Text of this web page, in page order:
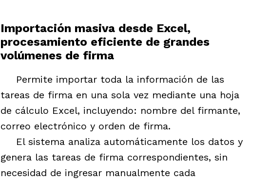
Importación masiva desde Excel,
procesamiento eficiente de grandes
volúmenes de firma
Permite importar toda la información de las
tareas de firma en una sola vez mediante una hoja
de cálculo Excel, incluyendo: nombre del firmante,
correo electrónico y orden de firma.
El sistema analiza automáticamente los datos y
genera las tareas de firma correspondientes, sin
necesidad de ingresar manualmente cada